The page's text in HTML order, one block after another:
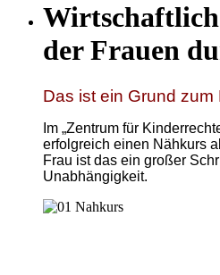
der Frauen
Das ist ein Grund zum
Im „Zentrum für
erfolgreich einen Nähkurs
Frau ist das ein großer
Unabhängigkeit.